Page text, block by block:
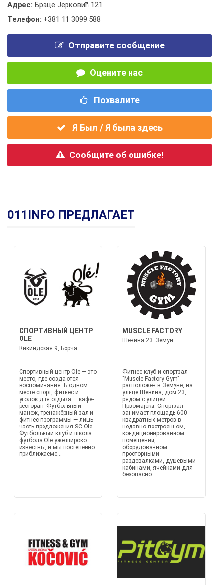
Адрес: Браце Јерковић 121
Телефон: +381 11 3099 588
Отправите сообщение
Оцените нас
Похвалите
Я Был / Я была здесь
Сообщите об ошибке!
011INFO ПРЕДЛАГАЕТ
СПОРТИВНЫЙ ЦЕНТР
OLE
Кикиндская 9, Борча
Спортивный центр Ole — это
место, где создаются
воспоминания. В одном
месте спорт, фитнес и
уголок для отдыха — кафе-
ресторан. Футбольный
манеж, тренажёрный зал и
фитнес-программы — лишь
часть предложения SC Ole.
Футбольный клуб и школа
футбола Ole уже широко
известны, и мы постепенно
приближаемс...
MUSCLE FACTORY
Шевина 23, Земун
Фитнес-клуб и спортзал
"Muscle Factory Gym"
расположен в Земуне, на
улице Шевина, дом 23,
рядом с улицей
Првомајска. Спортзал
занимает площадь 600
квадратных метров в
недавно построенном,
кондиционированном
помещении,
оборудованном
просторными
раздевалками, душевыми
кабинами, ячейками для
безопасно...